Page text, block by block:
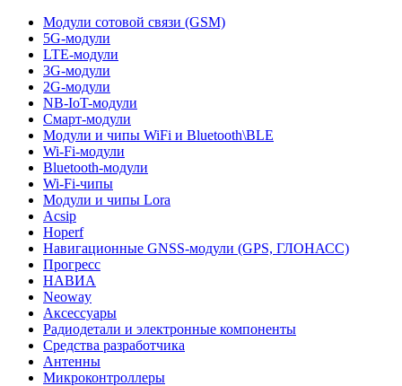
Модули сотовой связи (GSM)
5G-модули
LTE-модули
3G-модули
2G-модули
NB-IoT-модули
Смарт-модули
Модули и чипы WiFi и Bluetooth\BLE
Wi-Fi-модули
Bluetooth-модули
Wi-Fi-чипы
Модули и чипы Lora
Acsip
Hoperf
Навигационные GNSS-модули (GPS, ГЛОНАСС)
Прогресс
НАВИА
Neoway
Аксессуары
Радиодетали и электронные компоненты
Средства разработчика
Антенны
Микроконтроллеры